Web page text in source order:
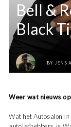
Bell &
Black
BY JENS
Weer wat nieuws
Wat het Autosalon